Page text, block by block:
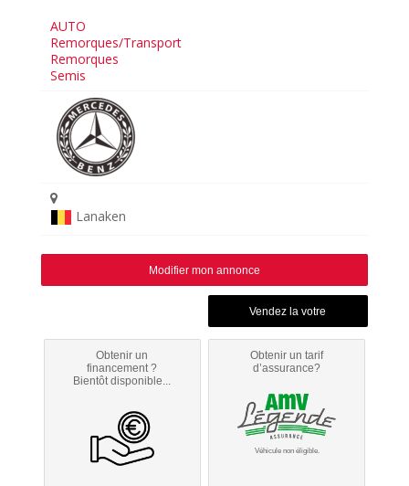
AUTO
Remorques/Transport
Remorques
Semis
Lanaken
Modifier mon annonce
Obtenir un
financement ?
Bientôt disponible...
Obtenir un tarif
d’assurance?
Véhicule non éligible.